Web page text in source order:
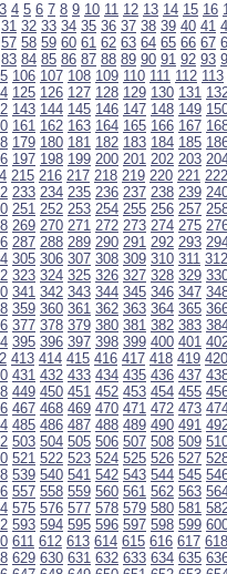
3 4 5 6 7 8 9 10 11 12 13 14 15 16
31 32 33 34 35 36 37 38 39 40 41
57 58 59 60 61 62 63 64 65 66 67
83 84 85 86 87 88 89 90 91 92 93
106 107 108 109 110 111 112 113
125 126 127 128 129 130 131
143 144 145 146 147 148 149
161 162 163 164 165 166 167
179 180 181 182 183 184 185
197 198 199 200 201 202 203
215 216 217 218 219 220 221 222
233 234 235 236 237 238 239
251 252 253 254 255 256 257
269 270 271 272 273 274 275
287 288 289 290 291 292 293
305 306 307 308 309 310 311 312
323 324 325 326 327 328 329
341 342 343 344 345 346 347
359 360 361 362 363 364 365
377 378 379 380 381 382 383
395 396 397 398 399 400 401
413 414 415 416 417 418 419 420
431 432 433 434 435 436 437
449 450 451 452 453 454 455
467 468 469 470 471 472 473
485 486 487 488 489 490 491
503 504 505 506 507 508 509
521 522 523 524 525 526 527
539 540 541 542 543 544 545
557 558 559 560 561 562 563
575 576 577 578 579 580 581
593 594 595 596 597 598 599
611 612 613 614 615 616 617 618
629 630 631 632 633 634 635